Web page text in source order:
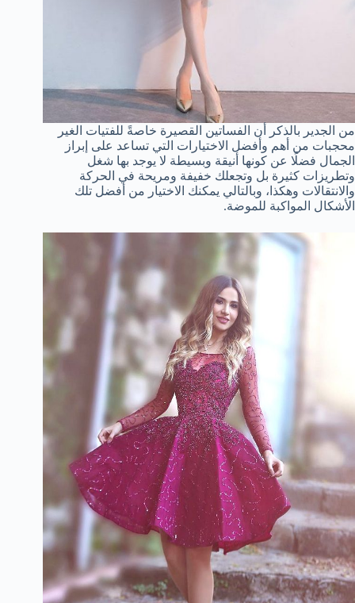
من الجدير بالذكر أن الفساتين القصيرة خاصةً للفتيات الغير
محجبات من أهم وأفضل الاختيارات التي تساعد على إبراز
الجمال فضلًا عن كونها أنيقة وبسيطة لا يوجد بها شغل
وتطريزات كثيرة بل وتجعلك خفيفة ومريحة في الحركة
والانتقالات وهكذا، وبالتالي يمكنك الاختيار من أفضل تلك
الأشكال المواكبة للموضة.